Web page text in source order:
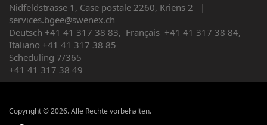
Nidfeldstrasse 1, Case postale 2260, Kriens 2
|
services.bgee@swenex.ch
Deutsch +41 41 317 38 83, Français +41 41 317 38 84,
Italiano +41 41 317 38 85
Scheduling 7/365
+41 41 317 38 49
Copyright © 2026. Alle Rechte vorbehalten.